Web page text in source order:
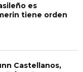
es
tiene orden
Castellanos,